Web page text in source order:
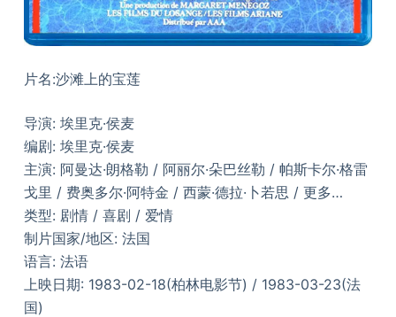
片名:沙滩上的宝莲
导演: 埃里克·侯麦
编剧: 埃里克·侯麦
主演: 阿曼达·朗格勒 / 阿丽尔·朵巴丝勒 / 帕斯卡尔·格雷
戈里 / 费奥多尔·阿特金 / 西蒙·德拉·卜若思 / 更多…
类型: 剧情 / 喜剧 / 爱情
制片国家/地区: 法国
语言: 法语
上映日期: 1983-02-18(柏林电影节) / 1983-03-23(法
国)